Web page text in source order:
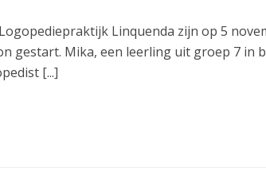
Linquenda zijn op 5
gestart. Mika, een leerling uit groep 7 in
[...]